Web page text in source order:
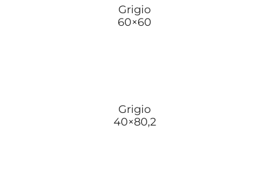
Grigio
60×60
Grigio
40×80,2